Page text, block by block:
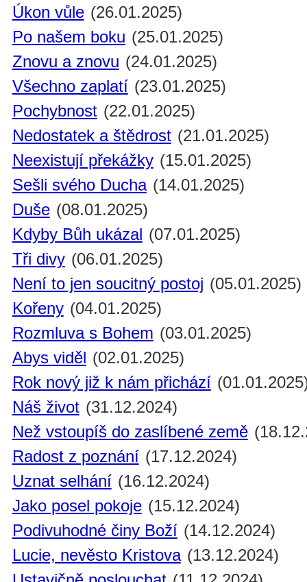
Úkon vůle (26.01.2025)
Po našem boku (25.01.2025)
Znovu a znovu (24.01.2025)
Všechno zaplatí (23.01.2025)
Pochybnost (22.01.2025)
Nedostatek a štědrost (21.01.2025)
Neexistují překážky (15.01.2025)
Sešli svého Ducha (14.01.2025)
Duše (08.01.2025)
Kdyby Bůh ukázal (07.01.2025)
Tři divy (06.01.2025)
Není to jen soucitný postoj (05.01.2025)
Kořeny (04.01.2025)
Rozmluva s Bohem (03.01.2025)
Abys viděl (02.01.2025)
Rok nový již k nám přichází
Náš život (31.12.2024)
Než vstoupíš do zaslíbené země
Radost z poznání (17.12.2024)
Uznat selhání (16.12.2024)
Jako posel pokoje (15.12.2024)
Podivuhodné činy Boží (14.12.2024)
Lucie, nevěsto Kristova (13.12.2024)